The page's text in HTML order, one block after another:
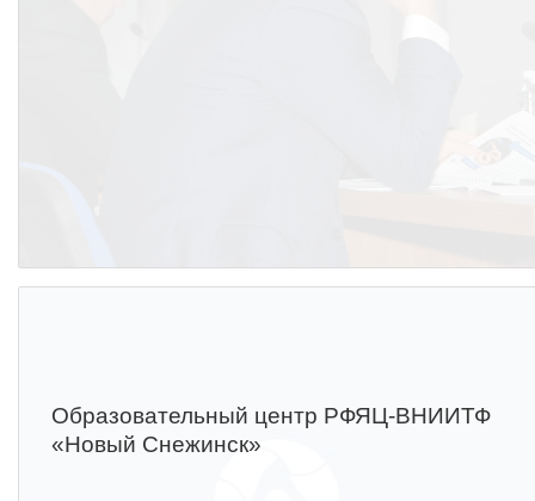
Образовательный центр РФЯЦ-ВНИИТФ
«Новый Снежинск»